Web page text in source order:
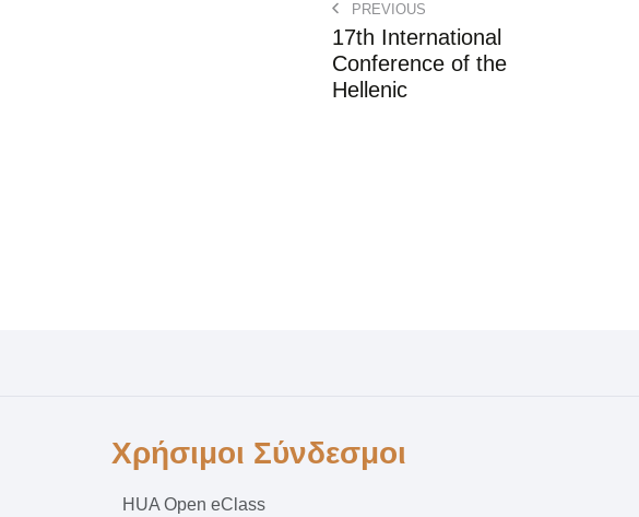
PREVIOUS
17th International
Conference of the
Hellenic
Χρήσιμοι Σύνδεσμοι
HUA Open eClass